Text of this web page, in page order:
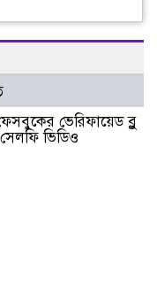
ভেরিফায়েড ব্লু
ভিডিও